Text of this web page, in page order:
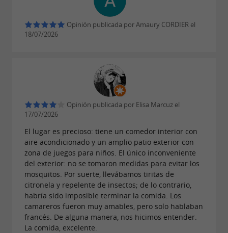
Abierto para almuerzos y cenas, resulta casi
íntimo por la noche,iluminado por hermosas
guirnaldas. El Carrusel es un
secreto y que, al igual que las atracciones,
invita a volver una y otra vez.
El pequeño extra:el restaurante se puede
privatizar para organizar recepciones privadas.
Opinión publicada por Amaury CORDIER el
18/07/2026
Opinión publicada por Elisa Marcuz el
17/07/2026
El lugar es precioso: tiene un comedor interior con
aire acondicionado y un amplio patio exterior con
zona de juegos para niños. El único inconveniente
del exterior: no se tomaron medidas para evitar los
mosquitos. Por suerte, llevábamos tiritas de
citronela y repelente de insectos; de lo contrario,
habría sido imposible terminar la comida. Los
camareros fueron muy amables, pero solo hablaban
francés. De alguna manera, nos hicimos entender.
La comida, excelente.